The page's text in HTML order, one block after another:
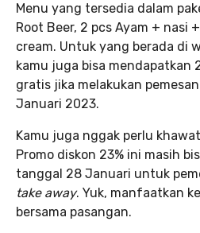
Menu yang tersedia dalam
Root Beer, 2 pcs Ayam + nasi
cream. Untuk yang berada di
kamu juga bisa mendapatkan
gratis jika melakukan
Januari 2023.
Kamu juga nggak perlu
Promo diskon 23% ini masih
tanggal 28 Januari untuk
take away. Yuk, manfaatkan
bersama pasangan.